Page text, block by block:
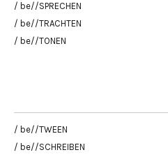
/ be//SPRECHEN
/ be//TRACHTEN
/ be//TONEN
/ be//TWEEN
/ be//SCHREIBEN